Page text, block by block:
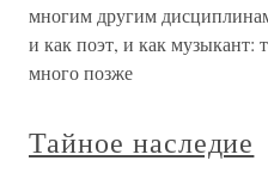
многим другим
и как поэт, и как музыкант:
много позже
Тайное наследие